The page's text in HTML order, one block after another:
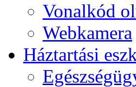
Vonalkód
Webkamera
Háztartási